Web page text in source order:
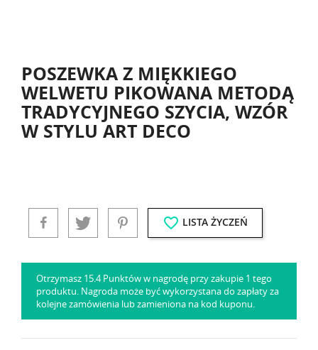
POSZEWKA Z MIĘKKIEGO
WELWETU PIKOWANA METODĄ
TRADYCYJNEGO SZYCIA, WZÓR
W STYLU ART DECO
favorite_border LISTA ŻYCZEŃ
Otrzymasz 15.4 Punktów w nagrodę przy zakupie 1 tego
produktu. Nagroda może być wykorzystana do zapłaty za
kolejne zamówienia lub zamieniona na kod kuponu.